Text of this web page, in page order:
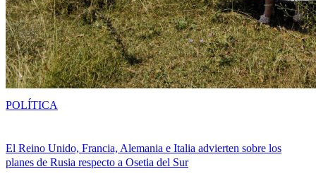
El Reino Unido, Francia, Alemania e Italia advierten sobre los
planes de Rusia respecto a Osetia del Sur
POLÍTICA